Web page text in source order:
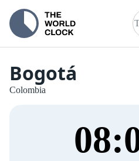
Bogotá
Colombia
08: